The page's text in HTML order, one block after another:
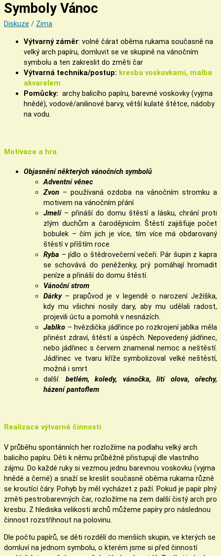
Symboly Vánoc
Diskuze / Zima
Výtvarný záměr: volně čárat oběma rukama současně na
velký arch papíru, domluvit se ve skupině na vánočním
symbolu a ten zakreslit do změti čar
Výtvarná technika/postup: kresba voskovkami, malba
akvarelem
Pomůcky: archy balicího papíru, barevné voskovky (vyjma
hnědé), vodové/anilinové barvy, větší kulaté štětce, nádoby
na vodu.
Motivace a hra
Objasnění některých vánočních symbolů
Adventní věnec
Zvon – používaná ozdoba na vánočním stromku a
motivem na vánočním přání
Jmelí– přináší do domu štěstí a lásku, chrání proti
zlým duchům a čarodějnicím. Štěstí zajišťuje počet
bobulek – čím jich je více, tím více má obdarovaný
štěstí v příštím roce.
Ryba – jídlo o štědrovečerní večeři. Pár šupin z kapra
se schovává do peněženky, prý pomáhají hromadit
peníze a přináší do domu štěstí.
Vánoční strom
Dárky– prapůvod je v legendě o narození Ježíška,
kdy mu všichni nosily dary, aby mu udělali radost,
projevili úctu a pomohli v nesnázích.
Jablko – hvězdička jádřince po rozkrojení jablka měla
přinést zdraví, štěstí a úspěch. Nepovedený jádřinec,
nebo jádřinec s červem znamenal nemoc a neštěstí.
Jádřinec ve tvaru kříže symbolizoval velké neštěstí,
možná i smrt.
další: betlém, koledy, vánočka, lití olova, ořechy,
házení pantoflem
Realizace výtvarné činnosti
V průběhu spontánních her rozložíme na podlahu velký arch
balicího papíru. Děti k němu průběžně přistupují dle vlastního
zájmu. Do každé ruky si vezmou jednu barevnou voskovku (vyjma
hnědé a černé) a snaží se kreslit současně oběma rukama různě
se kroutící čáry. Pohyb by měl vycházet z paží. Pokud je papír plný
změti pestrobarevných čar, rozložíme na zem další čistý arch pro
kresbu. Z hlediska velikosti archů můžeme papíry pro následnou
činnost rozstřihnout na polovinu.
Dle počtu papírů, se děti rozdělí do menších skupin, ve kterých se
domluví na jednom symbolu, o kterém jsme si před činností